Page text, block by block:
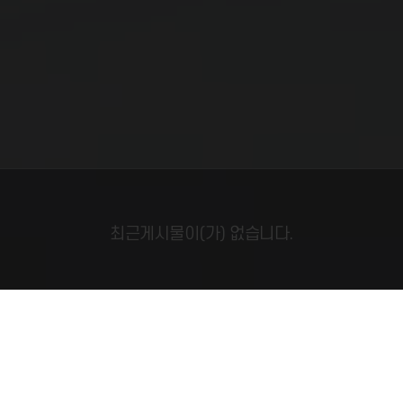
최근게시물이(가) 없습니다.